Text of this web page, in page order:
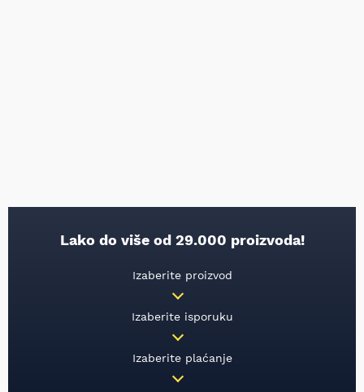
Lako do više od 29.000 proizvoda!
Izaberite proizvod
Izaberite isporuku
Izaberite plaćanje